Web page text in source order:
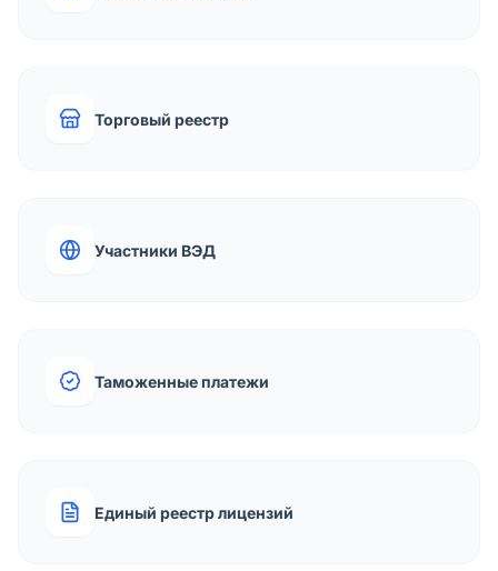
Торговый реестр
Участники ВЭД
Таможенные платежи
Единый реестр лицензий